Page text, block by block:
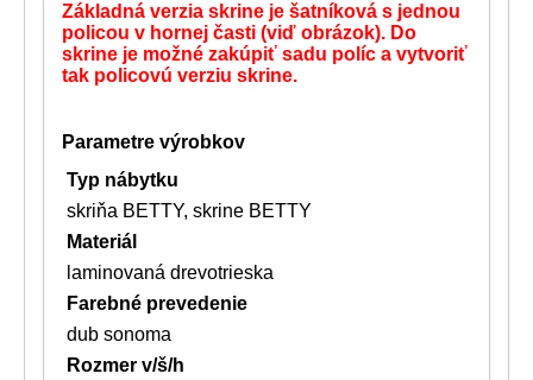
Základná verzia skrine je šatníková s jednou
policou v hornej časti (viď obrázok). Do
skrine je možné zakúpiť sadu políc a vytvoriť
tak policovú verziu skrine.
Parametre výrobkov
Typ nábytku
skriňa BETTY, skrine BETTY
Materiál
laminovaná drevotrieska
Farebné prevedenie
dub sonoma
Rozmer v/š/h